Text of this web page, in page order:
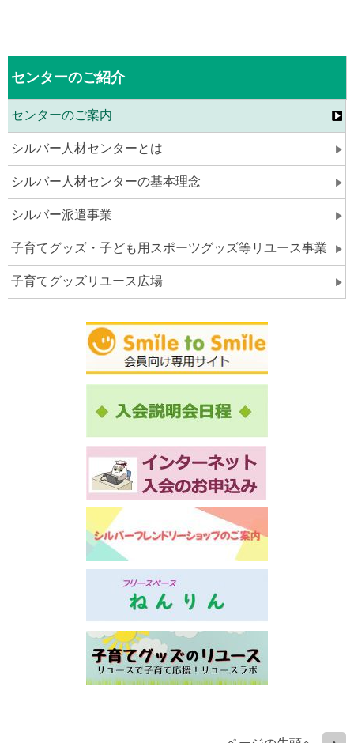
センターのご紹介
センターのご案内
シルバー人材センターとは
シルバー人材センターの基本理念
シルバー派遣事業
子育てグッズ・子ども用スポーツグッズ等リユース事業
子育てグッズリユース広場